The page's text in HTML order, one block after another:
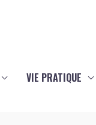
VIE PRATIQUE